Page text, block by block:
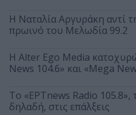
Η Ναταλία Αργυράκη αντί
πρωινό του Μελωδία 99.2
Η Alter Ego Media
News 104.6» και «Mega
Το «ΕΡΤnews Radio
δηλαδή, στις επάλξεις